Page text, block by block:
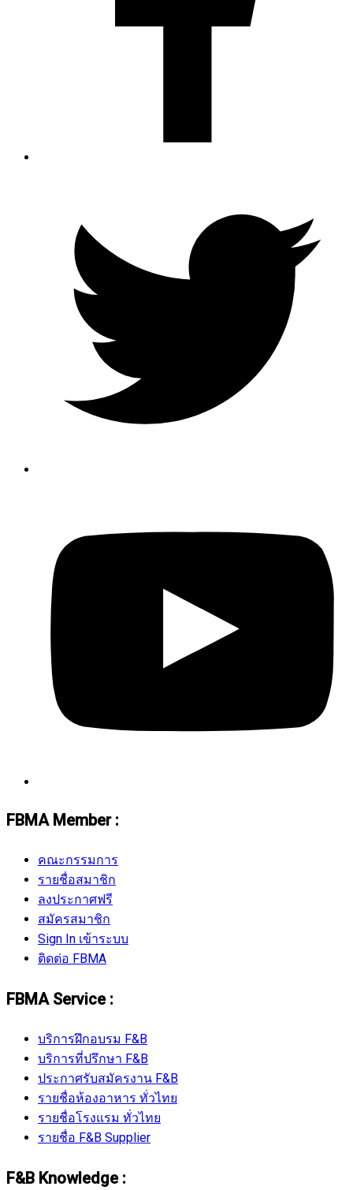
FBMA Member :
คณะกรรมการ
รายชื่อสมาชิก
ลงประกาศฟรี
สมัครสมาชิก
Sign In เข้าระบบ
ติดต่อ FBMA
FBMA Service :
บริการฝึกอบรม F&B
บริการที่ปรึกษา F&B
ประกาศรับสมัครงาน F&B
รายชื่อห้องอาหาร ทั่วไทย
รายชื่อโรงแรม ทั่วไทย
รายชื่อ F&B Supplier
F&B Knowledge :